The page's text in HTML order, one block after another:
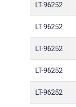
LT-96252
LT-96252
LT-96252
LT-96252
LT-96252